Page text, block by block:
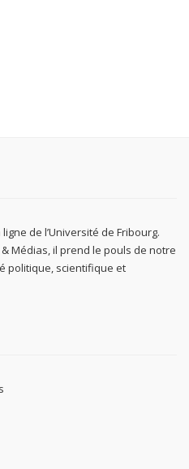
de l’Université de Fribourg.
Médias, il prend le pouls de notre
politique, scientifique et